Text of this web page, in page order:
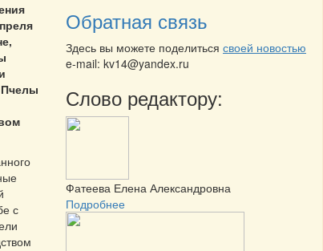
Пчелы
с
Обратная связь
Здесь вы можете поделиться своей новостью
e-mail: kv14@yandex.ru
Слово редактору:
Фатеева Елена Александровна
Подробнее